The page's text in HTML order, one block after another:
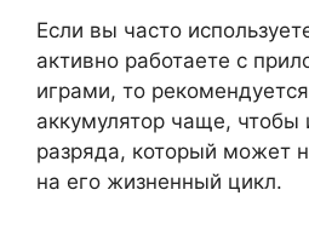
Если вы часто
активно работаете с
играми, то
аккумулятор чаще, чтобы
разряда, который может
на его жизненный цикл.